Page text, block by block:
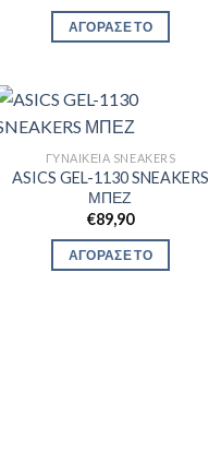
ΑΓΟΡΑΣΕ ΤΟ
ΓΥΝΑΙΚΕΊΑ SNEAKERS
ASICS GEL-1130 SNEAKERS
ΜΠΕΖ
€89,90
ΑΓΟΡΑΣΕ ΤΟ